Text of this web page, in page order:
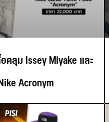
คลุม Issey Miyake และ
Acronym